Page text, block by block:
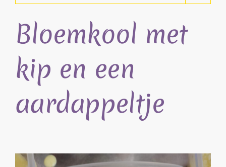
Bloemkool met
kip en een
aardappeltje